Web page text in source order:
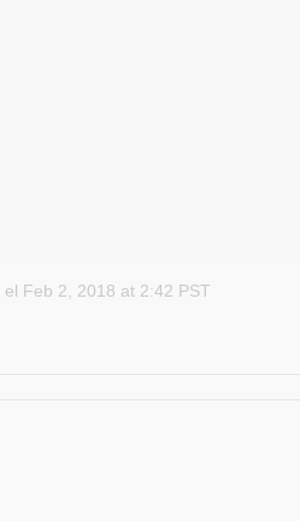
el Feb 2, 2018 at 2:42 PST